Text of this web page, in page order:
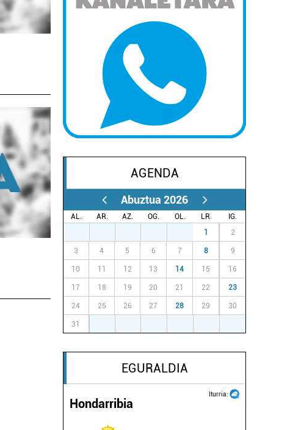
AGENDA
Abuztua 2026
AL. AR. AZ. OG. OL. LR.
IG.
1 2
3 4 5 6 7 8 9
10 11 12 13 14 15 16
17 18 19 20 21 22 23
24 25 26 27 28 29 30
31
EGURALDIA
Iturria:
Hondarribia